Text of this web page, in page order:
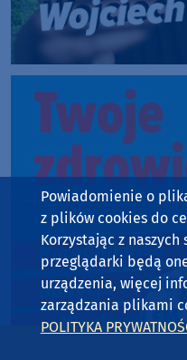
Powiadomienie o
z plików cookies do
Korzystając z
przeglądarki będą
urządzenia, więcej
zarządzania plikami
POLITYKA